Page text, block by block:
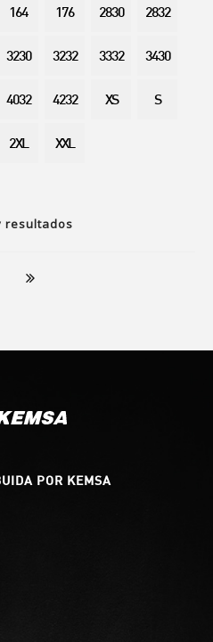
resultados
164 176 2830 2832
3230 3232 3332 3430
4032 4232 XS S
2XL XXL
POR KEMSA